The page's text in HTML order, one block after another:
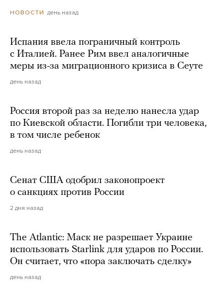
НОВОСТИ день назад
Испания ввела пограничный контроль
с Италией. Ранее Рим ввел аналогичные
меры из-за миграционного кризиса в Сеуте
день назад
Россия второй раз за неделю нанесла удар
по Киевской области. Погибли три человека,
в том числе ребенок
день назад
Сенат США одобрил законопроект
о санкциях против России
2 дня назад
The Atlantic: Маск не разрешает Украине
использовать Starlink для ударов по России.
Он считает, что «пора заключать сделку»
день назад